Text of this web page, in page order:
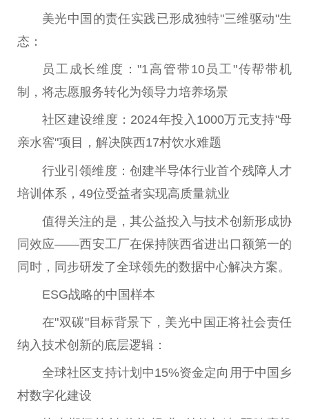
美光中国的责任实践已形成独特"三维驱动"生
态：
员工成长维度："1高管带10员工"传帮带机
制，将志愿服务转化为领导力培养场景
社区建设维度：2024年投入1000万元支持"母
亲水窖"项目，解决陕西17村饮水难题
行业引领维度：创建半导体行业首个残障人才
培训体系，49位受益者实现高质量就业
值得关注的是，其公益投入与技术创新形成协
同效应——西安工厂在保持陕西省进出口额第一的
同时，同步研发了全球领先的数据中心解决方案。
ESG战略的中国样本
在"双碳"目标背景下，美光中国正将社会责任
纳入技术创新的底层逻辑：
全球社区支持计划中15%资金定向用于中国乡
村数字化建设